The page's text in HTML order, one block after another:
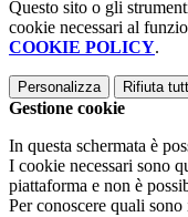
Questo sito o gli
cookie necessari al
COOKIE POLICY.
Personalizza Rifiuta
Gestione cookie
In questa schermata è
I cookie necessari sono
piattaforma e non è
Per conoscere quali